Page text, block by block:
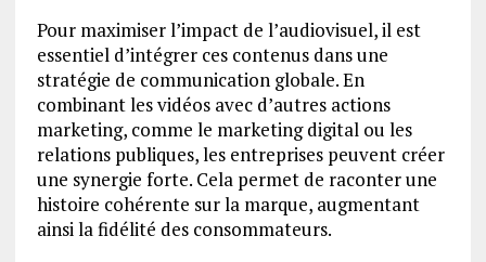
Pour maximiser l’impact de l’audiovisuel, il est
essentiel d’intégrer ces contenus dans une
stratégie de communication globale. En
combinant les vidéos avec d’autres actions
marketing, comme le marketing digital ou les
relations publiques, les entreprises peuvent créer
une synergie forte. Cela permet de raconter une
histoire cohérente sur la marque, augmentant
ainsi la fidélité des consommateurs.